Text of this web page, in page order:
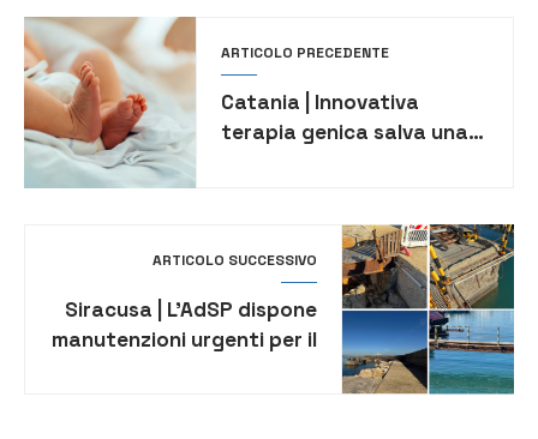
ARTICOLO PRECEDENTE
Catania | Innovativa
terapia genica salva una
ARTICOLO SUCCESSIVO
Siracusa | L’AdSP dispone
manutenzioni urgenti per il